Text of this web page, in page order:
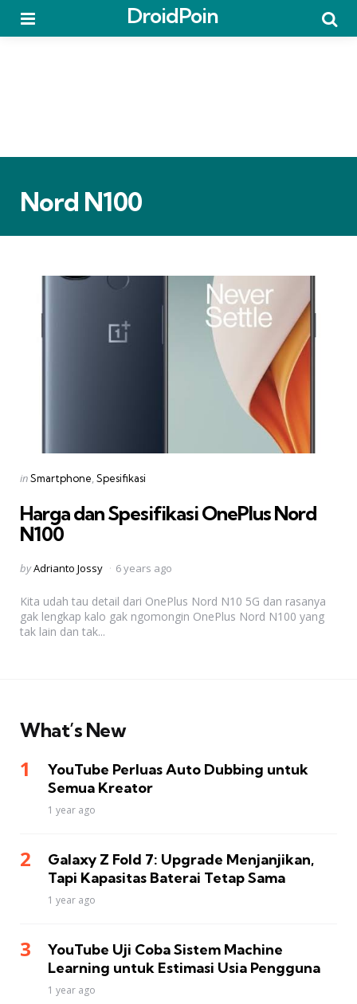
DroidPoin
Nord N100
Categories
Posted
inSmartphone Spesifikasi
Harga dan Spesifikasi OnePlus Nord
N100
Posted
byAdrianto Jossy 6 years ago
Kita udah tau detail dari OnePlus Nord N10 5G dan rasanya
gak lengkap kalo gak ngomongin OnePlus Nord N100 yang
tak lain dan tak...
What’s New
YouTube Perluas Auto Dubbing untuk
Semua Kreator
1 year ago
Galaxy Z Fold 7: Upgrade Menjanjikan,
Tapi Kapasitas Baterai Tetap Sama
1 year ago
YouTube Uji Coba Sistem Machine
Learning untuk Estimasi Usia Pengguna
1 year ago